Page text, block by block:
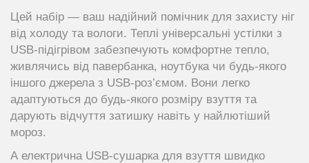
Цей набір — ваш надійний помічник для захисту ніг
від холоду та вологи. Теплі універсальні устілки з
USB-підігрівом забезпечують комфортне тепло,
живлячись від павербанка, ноутбука чи будь-якого
іншого джерела з USB-роз’ємом. Вони легко
адаптуються до будь-якого розміру взуття та
дарують відчуття затишку навіть у найлютіший
мороз.
А електрична USB-сушарка для взуття швидко